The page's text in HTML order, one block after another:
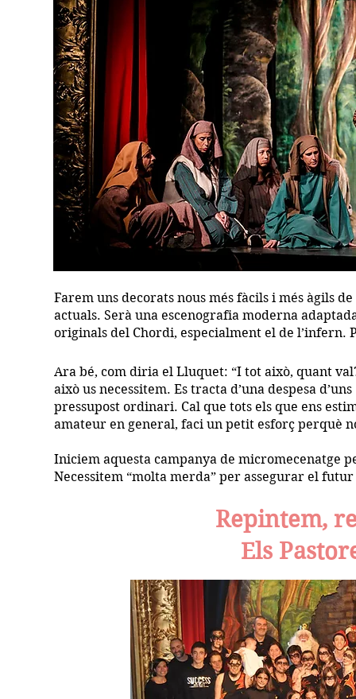
Farem uns decorats nous més fàcils i més àgils
actuals. Serà una escenografia moderna
originals del Chordi, especialment el de l’infern.
Ara bé, com diria el Lluquet: “I tot això, quant
això us necessitem. Es tracta d’una despesa
pressupost ordinari. Cal que tots els que ens
amateur en general, faci un petit esforç perquè
Iniciem aquesta campanya de micromecenatge
Necessitem “molta merda” per assegurar el
Repintem,
Els